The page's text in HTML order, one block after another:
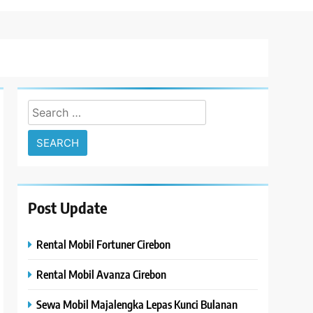
Search
for:
Post Update
Rental Mobil Fortuner Cirebon
Rental Mobil Avanza Cirebon
Sewa Mobil Majalengka Lepas Kunci Bulanan